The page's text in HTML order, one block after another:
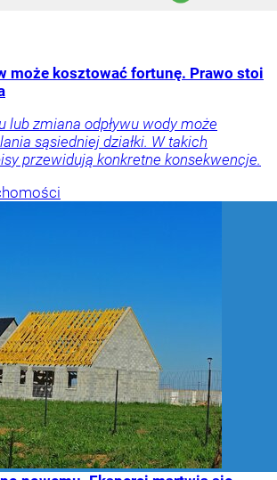
może kosztować fortunę. Prawo stoi
lub zmiana odpływu wody może
sąsiedniej działki. W takich
przewidują konkretne konsekwencje.